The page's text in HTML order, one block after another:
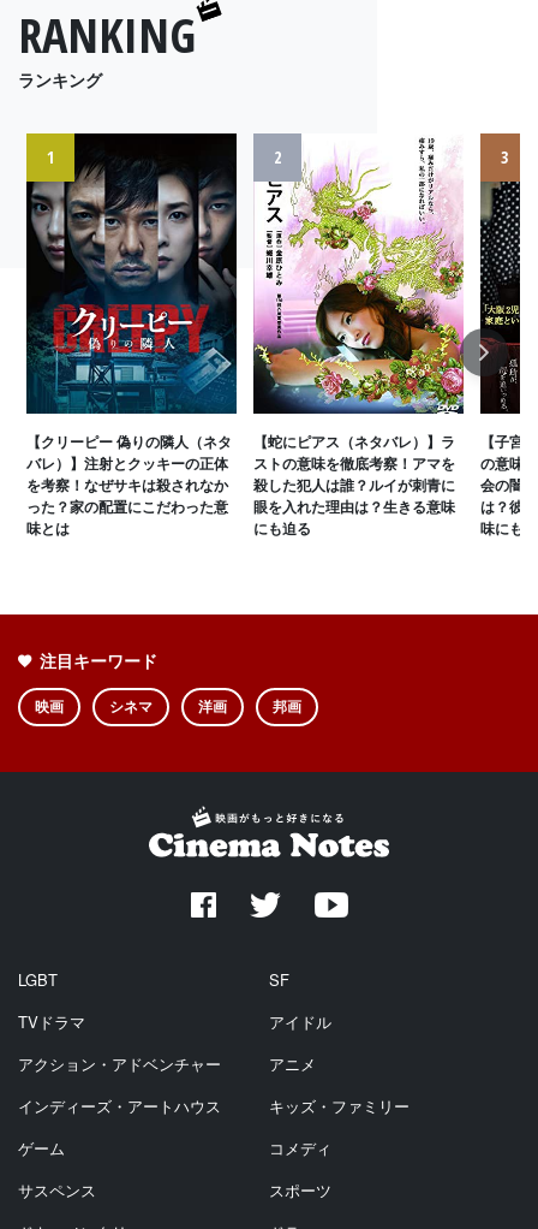
RANKING
ランキング
1
【クリーピー 偽りの隣人（ネタ
バレ）】注射とクッキーの正体
を考察！なぜサキは殺されなか
った？家の配置にこだわった意
味とは
2
【蛇にピアス（ネタバレ）】ラ
ストの意味を徹底考察！アマを
殺した犯人は誰？ルイが刺青に
眼を入れた理由は？生きる意味
にも迫る
3
【子宮
の意味
会の闇
は？彼
味にも
Next
注目キーワード
映画 シネマ 洋画 邦画
LGBT
SF
TVドラマ
アイドル
アクション・アドベンチャー
アニメ
インディーズ・アートハウス
キッズ・ファミリー
ゲーム
コメディ
サスペンス
スポーツ